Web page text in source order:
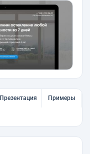
Презентация Примеры